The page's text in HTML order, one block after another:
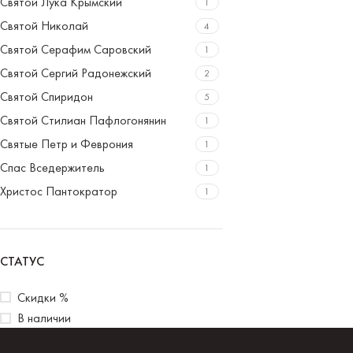
Святой Николай 4
Святой Серафим Саровский 1
Святой Сергий Радонежский 2
Святой Спиридон 5
Святой Стилиан Пафлогонянин 1
Святые Петр и Феврония 1
Спас Вседержитель 1
Христос Пантократор 1
СТАТУС
Скидки %
В наличии